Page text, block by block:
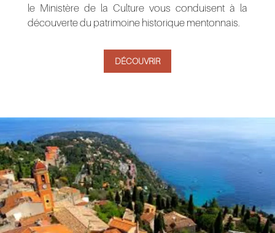
le Ministère de la Culture vous conduisent à la
découverte du patrimoine historique mentonnais.
DÉCOUVRIR